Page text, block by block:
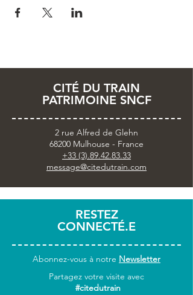
CITÉ DU TRAIN
PATRIMOINE SNCF
2 rue Alfred de Glehn
68200 Mulhouse - France
+33 (3).89.42.83.33
message@citedutrain.com
RESTEZ
CONNECTÉ.E
Abonnez-vous à notre Newsletter
Partagez votre visite avec
#citedutrain